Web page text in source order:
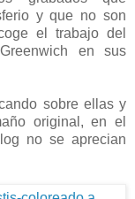
y que no son
el trabajo del
en sus
sobre ellas y
original, en el
no se aprecian